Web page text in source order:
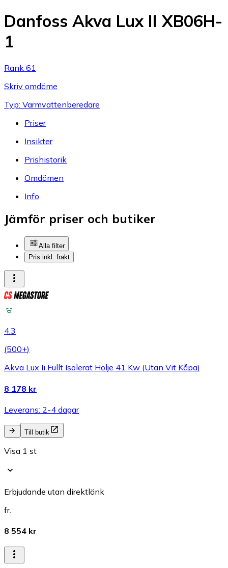
Danfoss Akva Lux II XB06H-
1
Rank 61
Skriv omdöme
Typ: Varmvattenberedare
Priser
Insikter
Prishistorik
Omdömen
Info
Jämför priser och butiker
Alla filter
Pris inkl. frakt
4.3
(500+)
Akva Lux Ii Fullt Isolerat Hölje 41 Kw (Utan Vit Kåpa)
8 178 kr
Leverans: 2-4 dagar
Till butik
Visa 1 st
Erbjudande utan direktlänk
fr.
8 554 kr